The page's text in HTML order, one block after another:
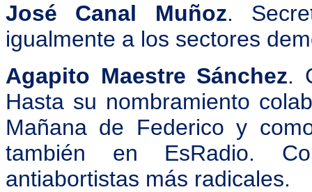
José Canal Muñoz.
igualmente a los sectores
Agapito Maestre Sánchez.
Hasta su nombramiento
Mañana de Federico y
también en EsRadio.
antiabortistas más radicales.